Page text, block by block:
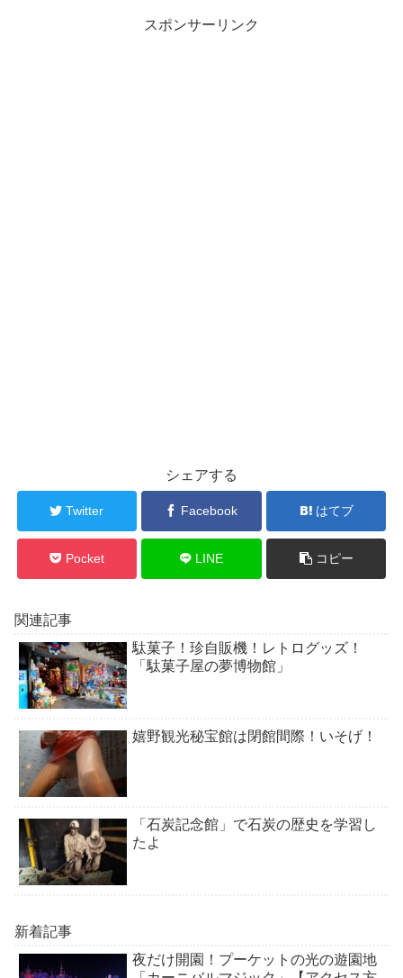
スポンサーリンク
シェアする
Twitter Facebook はてブ
Pocket LINE コピー
関連記事
駄菓子！珍自販機！レトログッズ！
「駄菓子屋の夢博物館」
嬉野観光秘宝館は閉館間際！いそげ！
「石炭記念館」で石炭の歴史を学習し
たよ
新着記事
夜だけ開園！プーケットの光の遊園地